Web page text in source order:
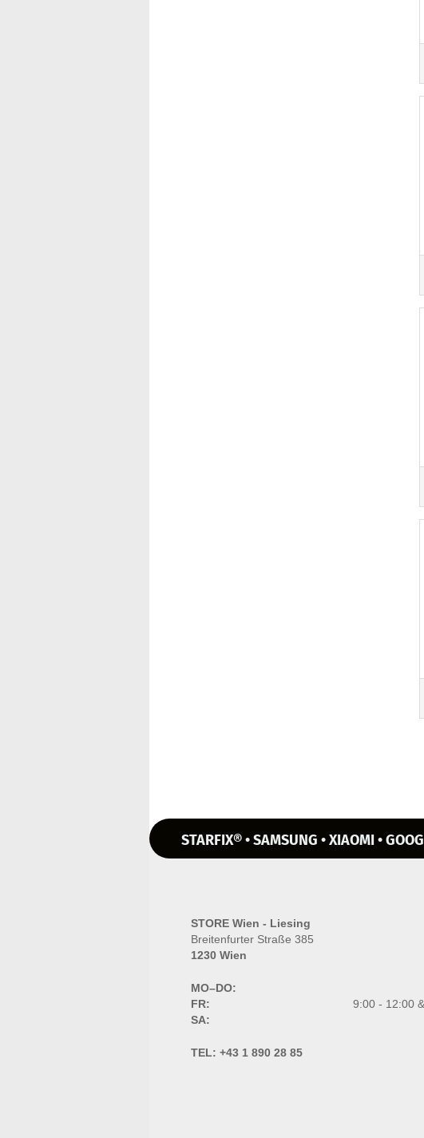
STARFIX® • SAMSUNG • XIAOMI •
STORE Wien - Liesing
Breitenfurter Straße 385
1230 Wien
MO–DO:
FR:
9:00 - 12:00
SA:
TEL: +43 1 890 28 85